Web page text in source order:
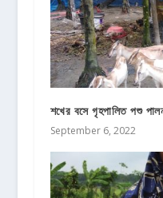
শখের বসে গৃহপালিত পশু
September 6, 2022